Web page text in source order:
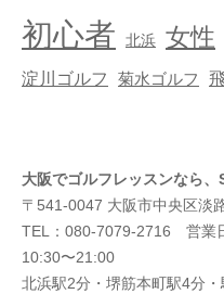
初心者 北浜 女性
淀川ゴルフ 菊水ゴルフ
大阪でゴルフレッスンなら
〒541-0047 大阪市中央区淡
TEL：080-7079-2716 営業
10:30〜21:00
北浜駅2分・堺筋本町駅4分